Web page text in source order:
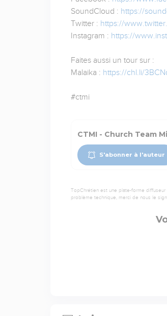
SoundCloud : https://
Twitter : https://
Instagram : https://
Faites aussi un tour sur :
Malaika : https://chl.li/
#ctmi
CTMI - Church Team
S'abonner à l'auteur
TopChrétien est une plate-forme
problème technique, merci de nous le